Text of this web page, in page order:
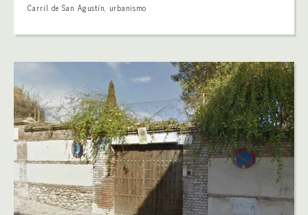
Carril de San Agustín, urbanismo